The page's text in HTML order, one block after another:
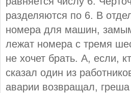
разделяются по 6. В
номера для машин,
лежат номера с тремя
не хочет брать. А, если,
сказал один из
аварии возвращал,